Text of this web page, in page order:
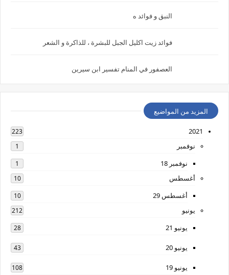
النبق و فوائد ه
فوائد زيت اكليل الجبل للبشرة ، للذاكرة و الشعر
العصفور في المنام تفسير ابن سيرين
المزيد من المواضيع
2021
223
نوفمبر 1
نوفمبر 18 1
أغسطس 10
أغسطس 29 10
يونيو 212
يونيو 21 28
يونيو 20 43
يونيو 19 108